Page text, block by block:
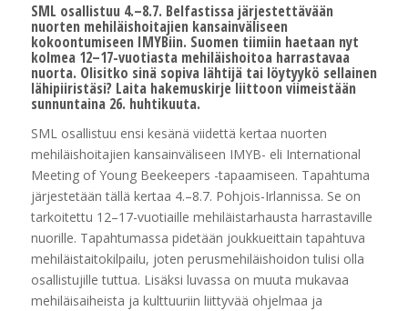
SML osallistuu 4.–8.7. Belfastissa järjestettävään
nuorten mehiläishoitajien kansainväliseen
kokoontumiseen IMYBiin. Suomen tiimiin haetaan nyt
kolmea 12–17-vuotiasta mehiläishoitoa harrastavaa
nuorta. Olisitko sinä sopiva lähtijä tai löytyykö sellainen
lähipiiristäsi? Laita hakemuskirje liittoon viimeistään
sunnuntaina 26. huhtikuuta.
SML osallistuu ensi kesänä viidettä kertaa nuorten
mehiläishoitajien kansainväliseen IMYB- eli International
Meeting of Young Beekeepers -tapaamiseen. Tapahtuma
järjestetään tällä kertaa 4.–8.7. Pohjois-Irlannissa. Se on
tarkoitettu 12–17-vuotiaille mehiläistarhausta harrastaville
nuorille. Tapahtumassa pidetään joukkueittain tapahtuva
mehiläistaitokilpailu, joten perusmehiläishoidon tulisi olla
osallistujille tuttua. Lisäksi luvassa on muuta mukavaa
mehiläisaiheista ja kulttuuriin liittyvää ohjelmaa ja